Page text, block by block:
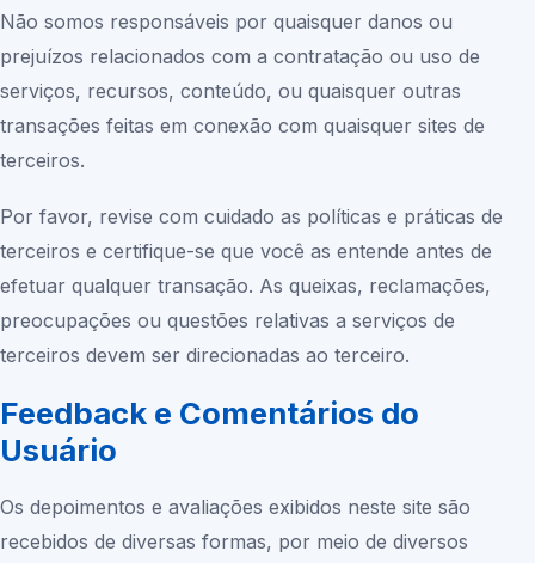
Não somos responsáveis por quaisquer danos ou
prejuízos relacionados com a contratação ou uso de
serviços, recursos, conteúdo, ou quaisquer outras
transações feitas em conexão com quaisquer sites de
terceiros.
Por favor, revise com cuidado as políticas e práticas de
terceiros e certifique-se que você as entende antes de
efetuar qualquer transação. As queixas, reclamações,
preocupações ou questões relativas a serviços de
terceiros devem ser direcionadas ao terceiro.
Feedback e Comentários do
Usuário
Os depoimentos e avaliações exibidos neste site são
recebidos de diversas formas, por meio de diversos